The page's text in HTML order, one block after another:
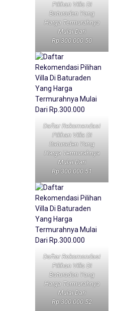
Pilihan Villa Di
Baturaden Yang
Harga Termurahnya
Mulai Dari
Rp.300.000 50
Daftar Rekomendasi
Pilihan Villa Di
Baturaden Yang
Harga Termurahnya
Mulai Dari
Rp.300.000 51
Daftar Rekomendasi
Pilihan Villa Di
Baturaden Yang
Harga Termurahnya
Mulai Dari
Rp.300.000 52